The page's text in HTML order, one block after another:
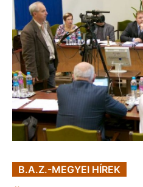
B.A.Z.-MEGYEI HÍREK